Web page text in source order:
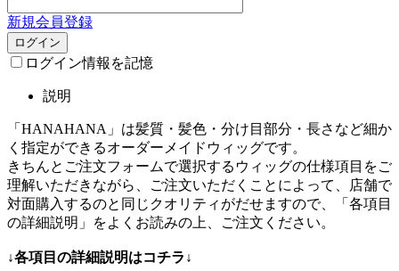
新規会員登録
ログイン
ログイン情報を記憶
説明
「HANAHANA」は髪質・髪色・分け目部分・長さなど細か
く指定ができるオーダーメイドウィッグです。
きちんとご注文フォームで選択するウィッグの仕様項目をご
理解いただきながら、ご注文いただくことによって、店舗で
対面購入するのと同じクオリティがだせますので、「各項目
の詳細説明」をよくお読みの上、ご注文ください。
↓各項目の詳細説明はコチラ↓